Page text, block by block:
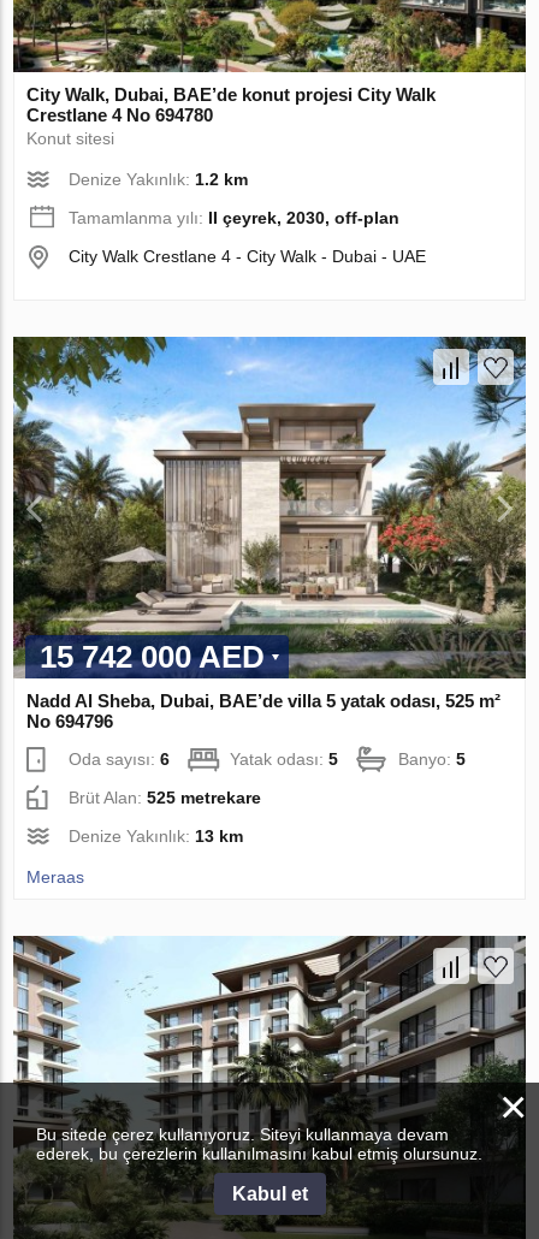
City Walk, Dubai, BAE’de konut projesi City Walk
Crestlane 4 No 694780
Konut sitesi
Denize Yakınlık: 1.2 km
Tamamlanma yılı: II çeyrek, 2030, off-plan
City Walk Crestlane 4 - City Walk - Dubai - UAE
15 742 000 AED
Nadd Al Sheba, Dubai, BAE’de villa 5 yatak odası, 525 m²
No 694796
Oda sayısı:6 Yatak odası:5 Banyo:5
Brüt Alan:525 metrekare
Denize Yakınlık: 13 km
Meraas
×
Bu sitede çerez kullanıyoruz. Siteyi kullanmaya devam
ederek, bu çerezlerin kullanılmasını kabul etmiş olursunuz.
Kabul et